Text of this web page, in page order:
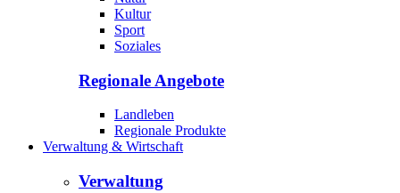
Kultur
Sport
Soziales
Regionale Angebote
Landleben
Regionale Produkte
Verwaltung & Wirtschaft
Verwaltung